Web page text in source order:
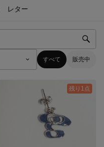
レター
すべて 販売中
残り1点